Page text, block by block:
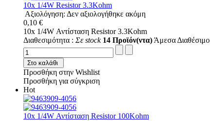
10x 1/4W Resistor 3.3Kohm
Αξιολόγηση: Δεν αξιολογήθηκε ακόμη
0,10 €
10x 1/4W Αντίσταση Resistor 3.3Kohm
Διαθεσιμότητα : Σε stock 14 Προϊόν(ντα) Άμεσα Διαθέσιμο
Στο καλάθι
Προσθήκη στην Wishlist
Προσθήκη για σύγκριση
Hot
10x 1/4W Αντίσταση Resistor 100Kohm